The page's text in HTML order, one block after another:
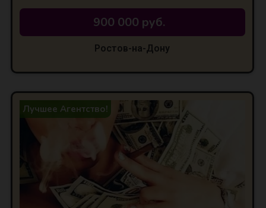
900 000 руб.
Ростов-на-Дону
Лучшее Агентство!